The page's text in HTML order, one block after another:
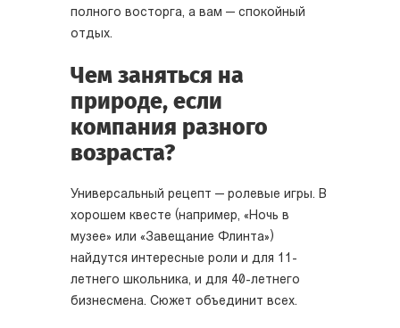
полного восторга, а вам — спокойный
отдых.
Чем заняться на
природе, если
компания разного
возраста?
Универсальный рецепт — ролевые игры. В
хорошем квесте (например, «Ночь в
музее» или «Завещание Флинта»)
найдутся интересные роли и для 11-
летнего школьника, и для 40-летнего
бизнесмена. Сюжет объединит всех.